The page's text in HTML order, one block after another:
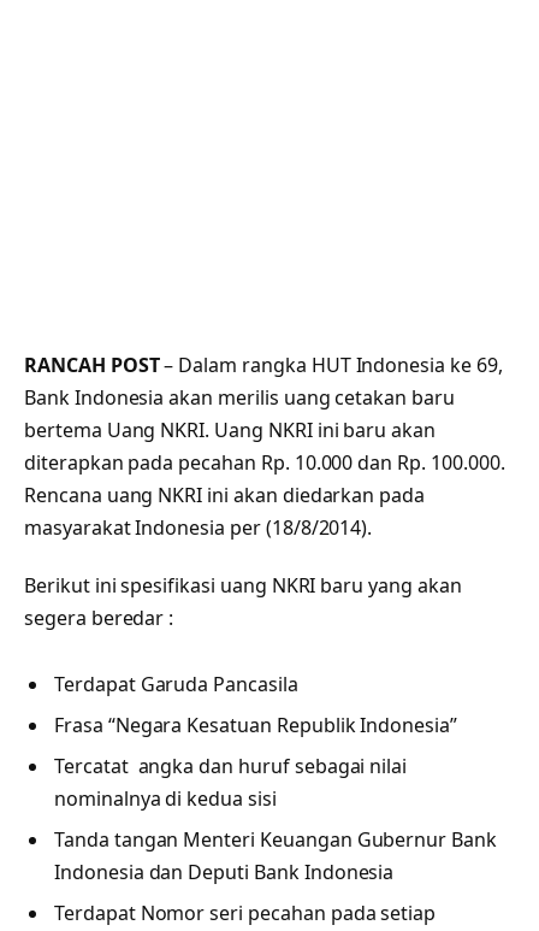
RANCAH POST– Dalam rangka HUT Indonesia ke 69,
Bank Indonesia akan merilis uang cetakan baru
bertema Uang NKRI. Uang NKRI ini baru akan
diterapkan pada pecahan Rp. 10.000 dan Rp. 100.000.
Rencana uang NKRI ini akan diedarkan pada
masyarakat Indonesia per (18/8/2014).
Berikut ini spesifikasi uang NKRI baru yang akan
segera beredar :
Terdapat Garuda Pancasila
Frasa “Negara Kesatuan Republik Indonesia”
Tercatat angka dan huruf sebagai nilai
nominalnya di kedua sisi
Tanda tangan Menteri Keuangan Gubernur Bank
Indonesia dan Deputi Bank Indonesia
Terdapat Nomor seri pecahan pada setiap